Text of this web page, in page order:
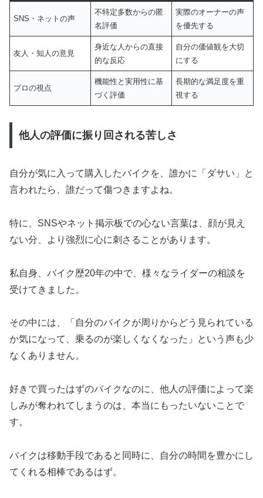
SNS・ネットの声
不特定多数からの匿
名評価
実際のオーナーの声
を優先する
友人・知人の意見
身近な人からの直接
的な反応
自分の価値観を大切
にする
プロの視点
機能性と実用性に基
づく評価
長期的な満足度を重
視する
他人の評価に振り回される苦しさ
自分が気に入って購入したバイクを、誰かに「ダサい」と
言われたら、誰だって傷つきますよね。
特に、SNSやネット掲示板での心ない言葉は、顔が見え
ない分、より強烈に心に刺さることがあります。
私自身、バイク歴20年の中で、様々なライダーの相談を
受けてきました。
その中には、「自分のバイクが周りからどう見られている
か気になって、乗るのが楽しくなくなった」という声も少
なくありません。
好きで買ったはずのバイクなのに、他人の評価によって楽
しみが奪われてしまうのは、本当にもったいないことで
す。
バイクは移動手段であると同時に、自分の時間を豊かにし
てくれる相棒であるはず。